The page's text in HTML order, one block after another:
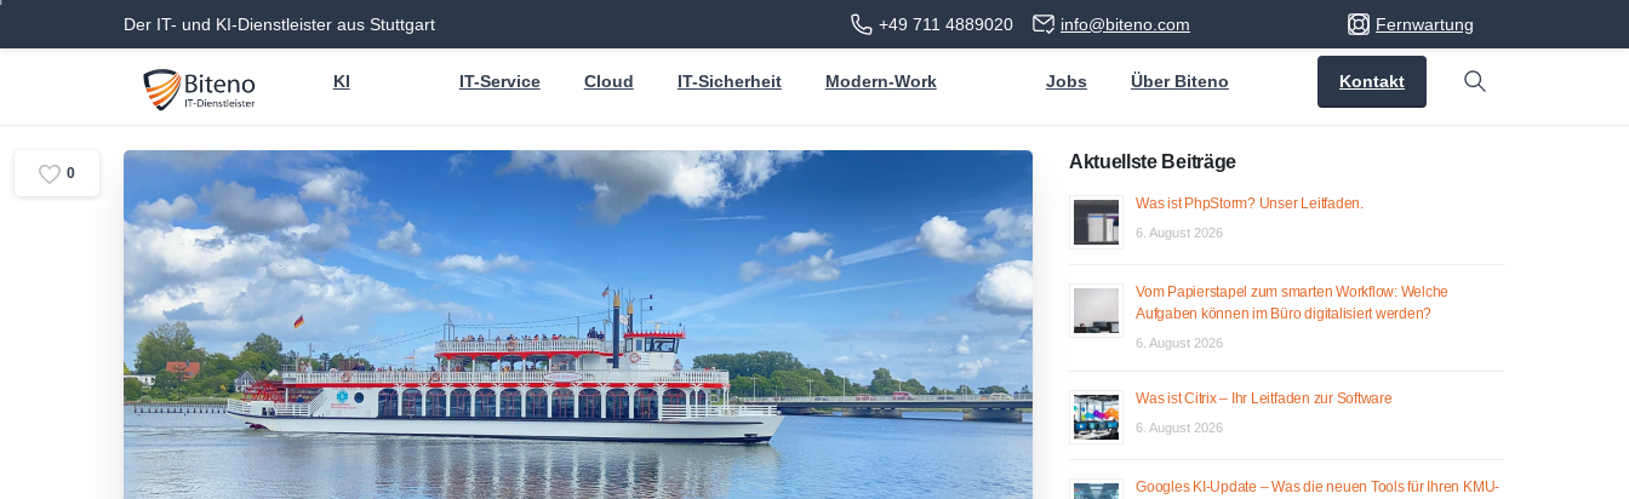
Der IT- und KI-Dienstleister aus Stuttgart +49 711 4889020 info@biteno.com Fernwartung
KI IT-Service Cloud IT-Sicherheit Modern-Work Jobs Über Biteno Kontakt
Search
0
Aktuellste Beiträge
Was ist PhpStorm? Unser Leitfaden.
6. August 2026
Vom Papierstapel zum smarten Workflow: Welche
Aufgaben können im Büro digitalisiert werden?
6. August 2026
Was ist Citrix – Ihr Leitfaden zur Software
6. August 2026
Googles KI-Update – Was die neuen Tools für Ihren KMU-